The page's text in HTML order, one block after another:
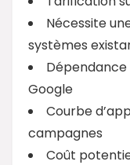
Nécessite
systèmes
Google
Courbe
campagnes
Coût